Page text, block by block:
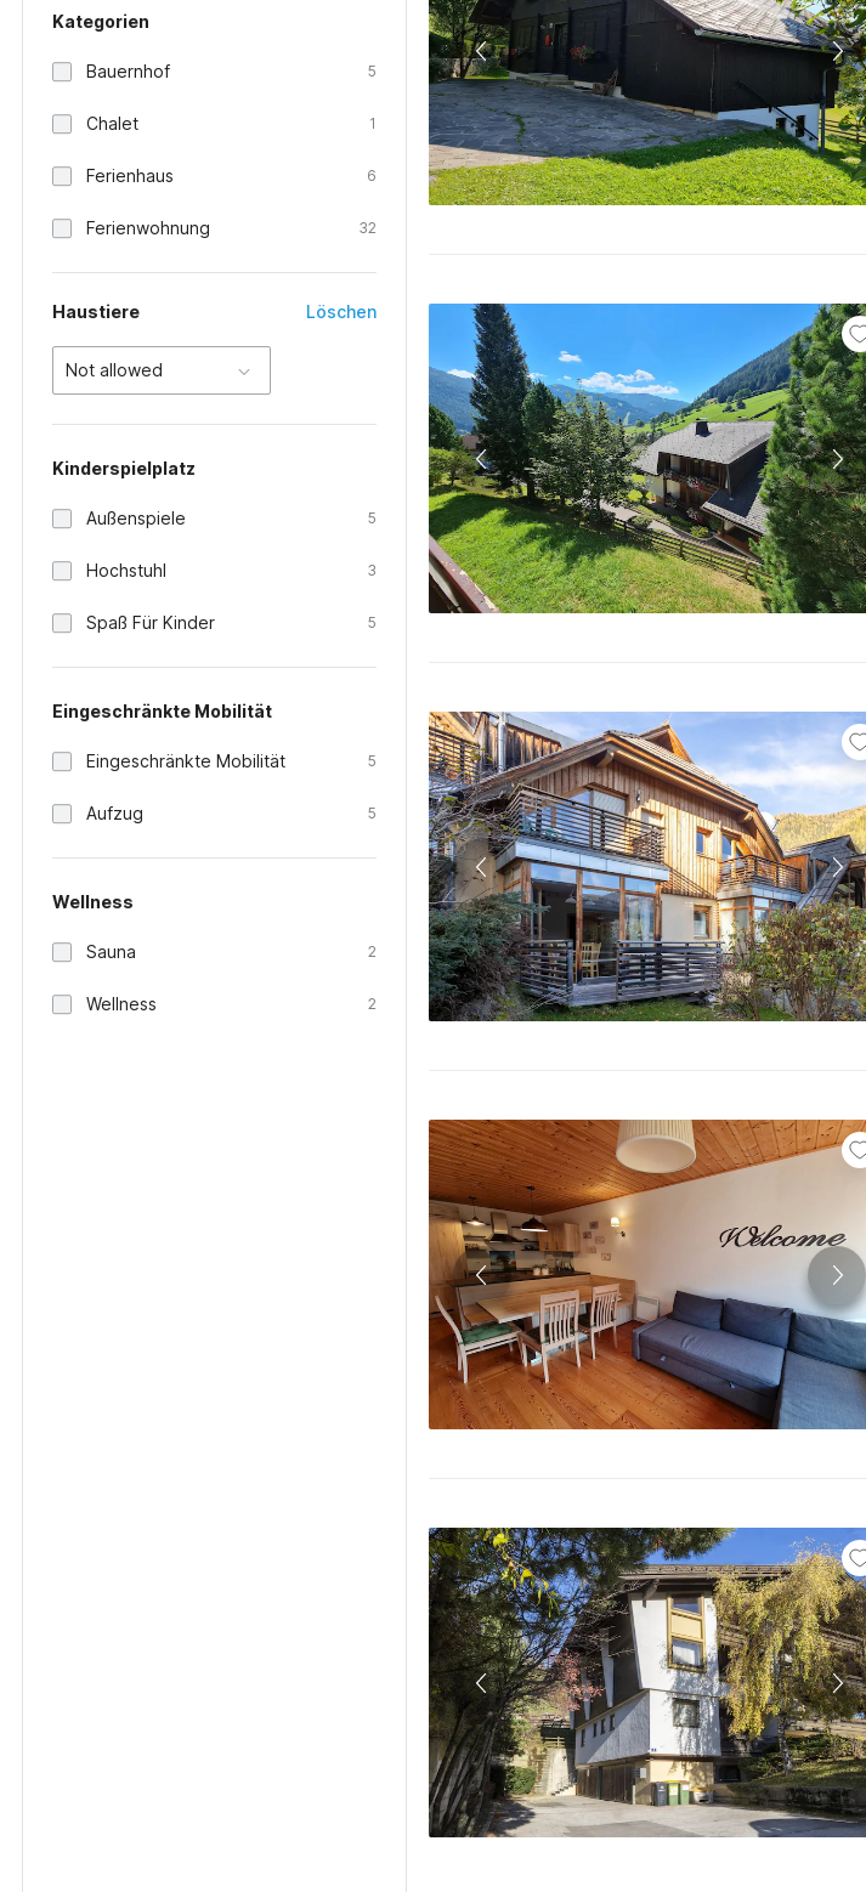
Kategorien
Bauernhof 5
Chalet 1
Ferienhaus 6
Ferienwohnung 32
Haustiere Löschen
Not allowed
Kinderspielplatz
Außenspiele 5
Hochstuhl 3
Spaß Für Kinder 5
Eingeschränkte Mobilität
Eingeschränkte Mobilität 5
Aufzug 5
Wellness
Sauna 2
Wellness 2